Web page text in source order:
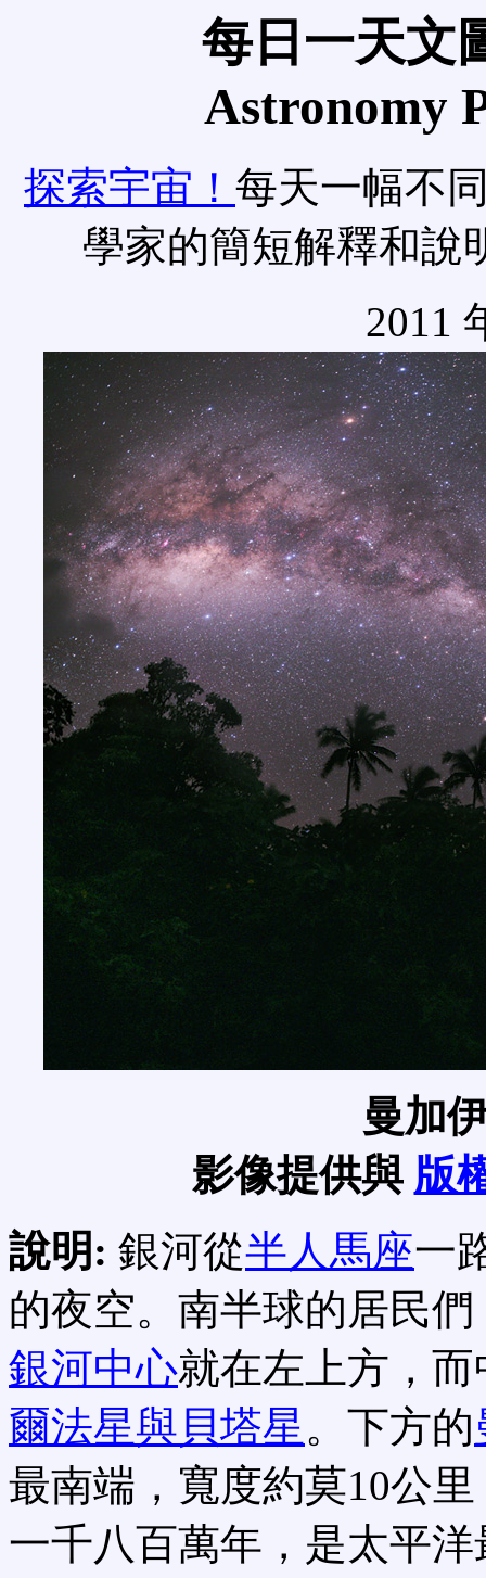
每日一天文
Astronomy
探索宇宙！ 每天一幅不
學家的簡短解釋和說
2011
曼加
影像提供與 版
說明: 銀河從半人馬座一
的夜空。南半球的居民
銀河中心就在左上方，
爾法星與貝塔星。下方的
最南端，寬度約莫10公
一千八百萬年，是太平